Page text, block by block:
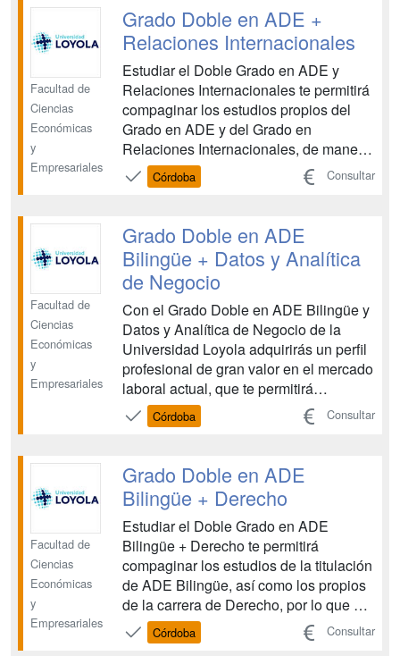
formación con la que podrás ampliar tu
horizonte profesional. El itinerario...
Facultad de
Ciencias
Económicas
y
Empresariales
Grado Doble en ADE +
Relaciones Internacionales
Estudiar el Doble Grado en ADE y
Relaciones Internacionales te permitirá
compaginar los estudios propios del
Grado en ADE y del Grado en
Relaciones Internacionales, de manera
que al finalizar tus estudios dispondrás
de dos titulaciones superiores y una
ampliar tu horizonte profesional. El
itinerario de estudios...
Córdoba Consultar
Facultad de
Ciencias
Económicas
y
Empresariales
Grado Doble en ADE
Bilingüe + Datos y Analítica
de Negocio
Con el Grado Doble en ADE Bilingüe y
Datos y Analítica de Negocio de la
Universidad Loyola adquirirás un perfil
profesional de gran valor en el mercado
laboral actual, que te permitirá
combinar los conocimientos en ciencias
económicas y financieras, la
especialización en análisis de datos.
Sectores como la ban...
Córdoba Consultar
Facultad de
Ciencias
Económicas
y
Empresariales
Grado Doble en ADE
Bilingüe + Derecho
Estudiar el Doble Grado en ADE
Bilingüe + Derecho te permitirá
compaginar los estudios de la titulación
de ADE Bilingüe, así como los propios
de la carrera de Derecho, por lo que al
finalizar tus estudios dispondrás de dos
titulaciones superiores y una amplia
Córdoba Consultar